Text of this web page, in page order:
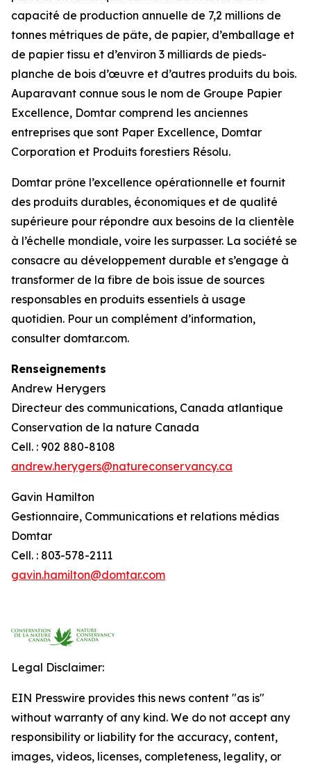
capacité de production annuelle de 7,2 millions de
tonnes métriques de pâte, de papier, d’emballage et
de papier tissu et d’environ 3 milliards de pieds-
planche de bois d’œuvre et d’autres produits du bois.
Auparavant connue sous le nom de Groupe Papier
Excellence, Domtar comprend les anciennes
entreprises que sont Paper Excellence, Domtar
Corporation et Produits forestiers Résolu.
Domtar prône l’excellence opérationnelle et fournit
des produits durables, économiques et de qualité
supérieure pour répondre aux besoins de la clientèle
à l’échelle mondiale, voire les surpasser. La société se
consacre au développement durable et s’engage à
transformer de la fibre de bois issue de sources
responsables en produits essentiels à usage
quotidien. Pour un complément d’information,
consulter domtar.com.
Renseignements
Andrew Herygers
Directeur des communications, Canada atlantique
Conservation de la nature Canada
Cell. : 902 880-8108
andrew.herygers@natureconservancy.ca
Gavin Hamilton
Gestionnaire, Communications et relations médias
Domtar
Cell. : 803-578-2111
gavin.hamilton@domtar.com
Legal Disclaimer:
EIN Presswire provides this news content "as is"
without warranty of any kind. We do not accept any
responsibility or liability for the accuracy, content,
images, videos, licenses, completeness, legality, or